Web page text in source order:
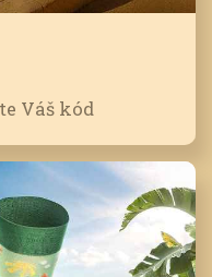
Váš kód